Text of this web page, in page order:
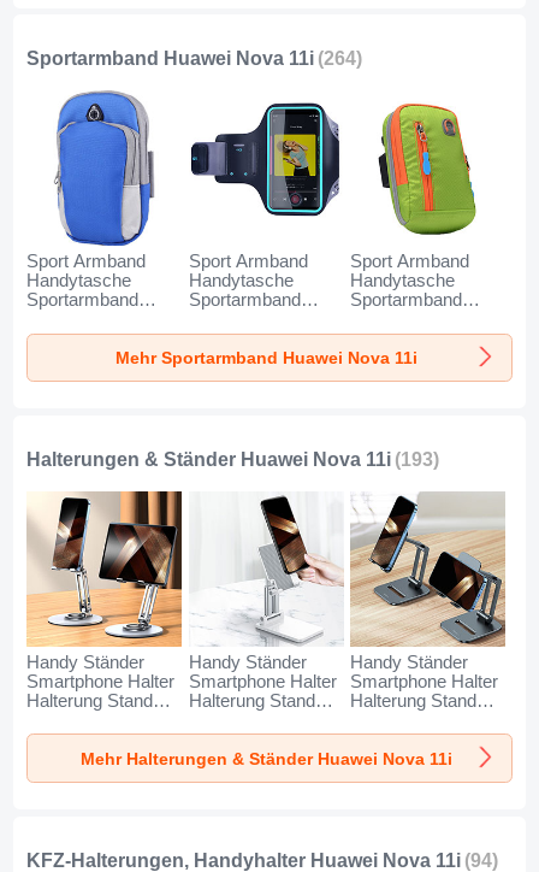
Sportarmband Huawei Nova 11i (264)
Sport Armband
Handytasche
Sportarmband
Universal A11 für
Huawei Nova 11i
Blau
Sport Armband
Handytasche
Sportarmband
Universal G03 für
Huawei Nova 11i
Schwarz
Sport Armband
Handytasche
Sportarmband
Universal A10 für
Huawei Nova 11i
Grün
Mehr Sportarmband Huawei Nova 11i
Halterungen & Ständer Huawei Nova 11i (193)
Handy Ständer
Smartphone Halter
Halterung Stand
Huawei Nova 11i
Handy Ständer
Smartphone Halter
Halterung Stand
Huawei Nova 11i
Weiß
Handy Ständer
Smartphone Halter
Halterung Stand
Huawei Nova 11i
Schwarz
Mehr Halterungen & Ständer Huawei Nova 11i
KFZ-Halterungen, Handyhalter Huawei Nova 11i (94)